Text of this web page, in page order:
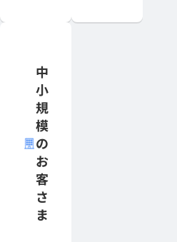
中
小
規
模
の
お
客
さ
ま